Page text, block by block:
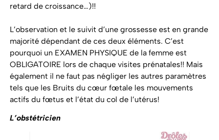
retard de croissance…)!!
L’observation et le suivit d’une grossesse est en grande
majorité dépendant de ces deux éléments. C’est
pourquoi un EXAMEN PHYSIQUE de la femme est
OBLIGATOIRE lors de chaque visites prénatales!! Mais
également il ne faut pas négliger les autres paramètres
tels que les Bruits du cœur fœtale les mouvements
actifs du fœtus et l’état du col de l’utérus!
L’obstétricien